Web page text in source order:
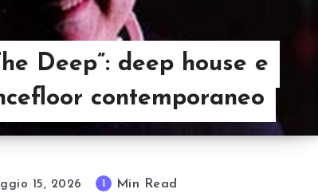
Deep”: deep house e
contemporaneo
15, 2026 1 Min Read